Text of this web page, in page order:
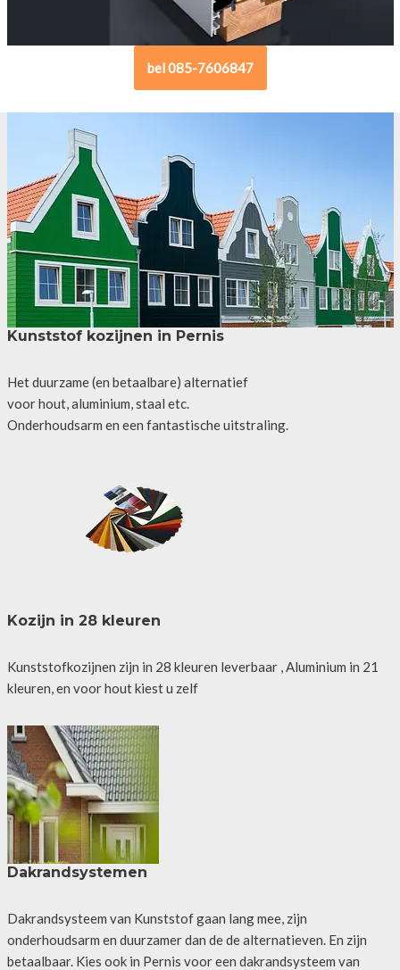
bel 085-7606847
Kunststof kozijnen in Pernis
Het duurzame (en betaalbare) alternatief
voor hout, aluminium, staal etc.
Onderhoudsarm en een fantastische uitstraling.
Kozijn in 28 kleuren
Kunststofkozijnen zijn in 28 kleuren leverbaar , Aluminium in 21
kleuren, en voor hout kiest u zelf
Dakrandsystemen
Dakrandsysteem van Kunststof gaan lang mee, zijn
onderhoudsarm en duurzamer dan de de alternatieven. En zijn
betaalbaar. Kies ook in Pernis voor een dakrandsysteem van